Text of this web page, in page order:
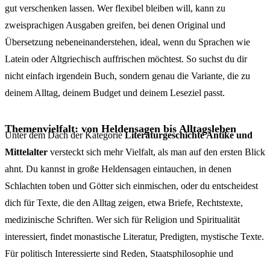
gut verschenken lassen. Wer flexibel bleiben will, kann zu
zweisprachigen Ausgaben greifen, bei denen Original und
Übersetzung nebeneinanderstehen, ideal, wenn du Sprachen wie
Latein oder Altgriechisch auffrischen möchtest. So suchst du dir
nicht einfach irgendein Buch, sondern genau die Variante, die zu
deinem Alltag, deinem Budget und deinem Leseziel passt.
Themenvielfalt: von Heldensagen bis Alltagsleben
Unter dem Dach der KategorieLiteraturgeschichte Antike und
Mittelalter versteckt sich mehr Vielfalt, als man auf den ersten Blick
ahnt. Du kannst in große Heldensagen eintauchen, in denen
Schlachten toben und Götter sich einmischen, oder du entscheidest
dich für Texte, die den Alltag zeigen, etwa Briefe, Rechtstexte,
medizinische Schriften. Wer sich für Religion und Spiritualität
interessiert, findet monastische Literatur, Predigten, mystische Texte.
Für politisch Interessierte sind Reden, Staatsphilosophie und